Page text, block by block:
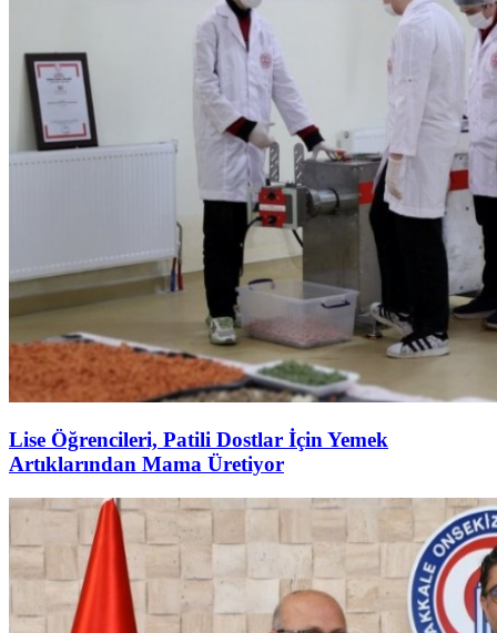
Lise Öğrencileri, Patili Dostlar İçin Yemek
Artıklarından Mama Üretiyor